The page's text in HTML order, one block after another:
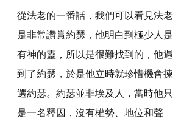
從法老的一番話，我們可以看見法老
是非常讚賞約瑟，他明白到極少人是
有神的靈，所以是很難找到的，他遇
到了約瑟，於是他立時就珍惜機會揀
選約瑟。約瑟並非埃及人，當時他只
是一名釋囚，沒有權勢、地位和聲